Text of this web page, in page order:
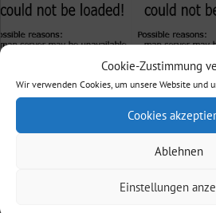
Cookie-Zustimmung
Wir verwenden Cookies, um unsere Website und
Cookies
Ablehnen
Einstellungen